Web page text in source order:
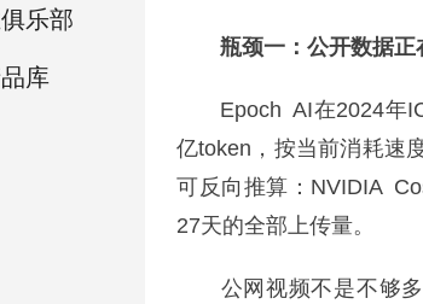
乐部
库
瓶颈一：公开数据正
Epoch AI在2024年
亿token，按当前消耗速
可反向推算：NVIDIA
27天的全部上传量。
公网视频不是不够多